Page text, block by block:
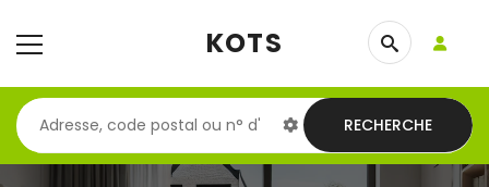
KOTS
RECHERCHE